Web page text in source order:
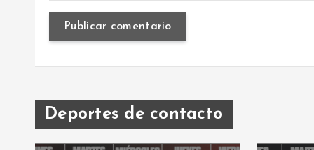
Deportes de contacto